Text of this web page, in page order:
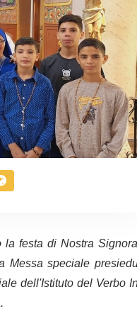
festa di Nostra
speciale
dell'Istituto del Verbo